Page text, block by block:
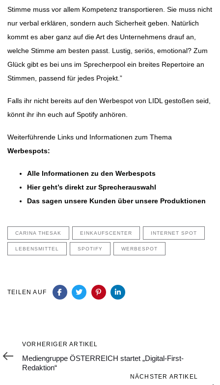
Stimme muss vor allem Kompetenz transportieren. Sie muss nicht
nur verbal erklären, sondern auch Sicherheit geben. Natürlich
kommt es aber ganz auf die Art des Unternehmens drauf an,
welche Stimme am besten passt. Lustig, seriös, emotional? Zum
Glück gibt es bei uns im Sprecherpool ein breites Repertoire an
Stimmen, passend für jedes Projekt.”
Falls ihr nicht bereits auf den Werbespot von LIDL gestoßen seid,
könnt ihr ihn euch auf Spotify anhören.
Weiterführende Links und Informationen zum Thema
Werbespots:
Alle Informationen zu den Werbespots
Hier geht’s direkt zur Sprecherauswahl
Das sagen unsere Kunden über unsere Produktionen
CARINA THESAK EINKAUFSCENTER INTERNET SPOT
LEBENSMITTEL SPOTIFY WERBESPOT
TEILEN AUF
Vorheriger
Artikel
VORHERIGER ARTIKEL
Mediengruppe ÖSTERREICH startet „Digital-First-
Redaktion“
NÄCHSTER ARTIKEL